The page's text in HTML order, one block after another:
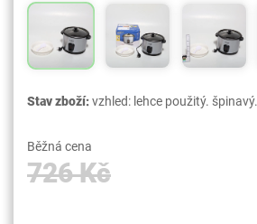
Stav zboží:vzhled: lehce použitý. špinavý.
Běžná cena
726 Kč